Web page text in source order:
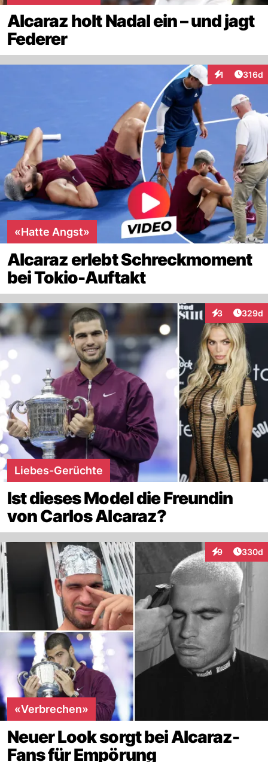
Alcaraz holt Nadal ein – und jagt
Federer
1
Interaktionen
316d
«Hatte Angst»
Alcaraz erlebt Schreckmoment
bei Tokio-Auftakt
3
Interaktionen
329d
Liebes-Gerüchte
Ist dieses Model die Freundin
von Carlos Alcaraz?
9
Interaktionen
330d
«Verbrechen»
Neuer Look sorgt bei Alcaraz-
Fans für Empörung